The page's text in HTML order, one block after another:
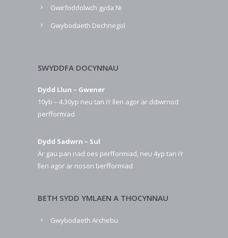
Gwirfoddolwch gyda Ni
Gwybodaeth Dechnegol
SWYDDFA DOCYNNAU
Dydd Llun – Gwener
10yb – 4.30yp neu tan i’r llen agor ar ddiwrnod
perfformiad
Dydd Sadwrn – Sul
Ar gau pan nad oes perfformiad, neu 4yp tan i’r
llen agor ar noson berfformiad
BETH SYDD YMLAEN A THOCYNNAU
Gwybodaeth Archebu